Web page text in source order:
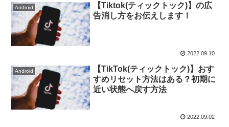
Android
【Tiktok(ティックトック)】の広
告消し方をお伝えします！
2022.09.10
Android
【TikTok(ティックトック)】おす
すめリセット方法はある？初期に
近い状態へ戻す方法
2022.09.02